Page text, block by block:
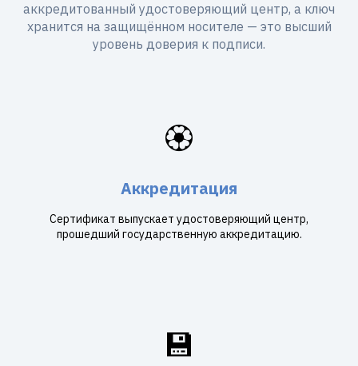
аккредитованный удостоверяющий центр, а ключ
хранится на защищённом носителе — это высший
уровень доверия к подписи.
🏵️
Аккредитация
Сертификат выпускает удостоверяющий центр,
прошедший государственную аккредитацию.
💾